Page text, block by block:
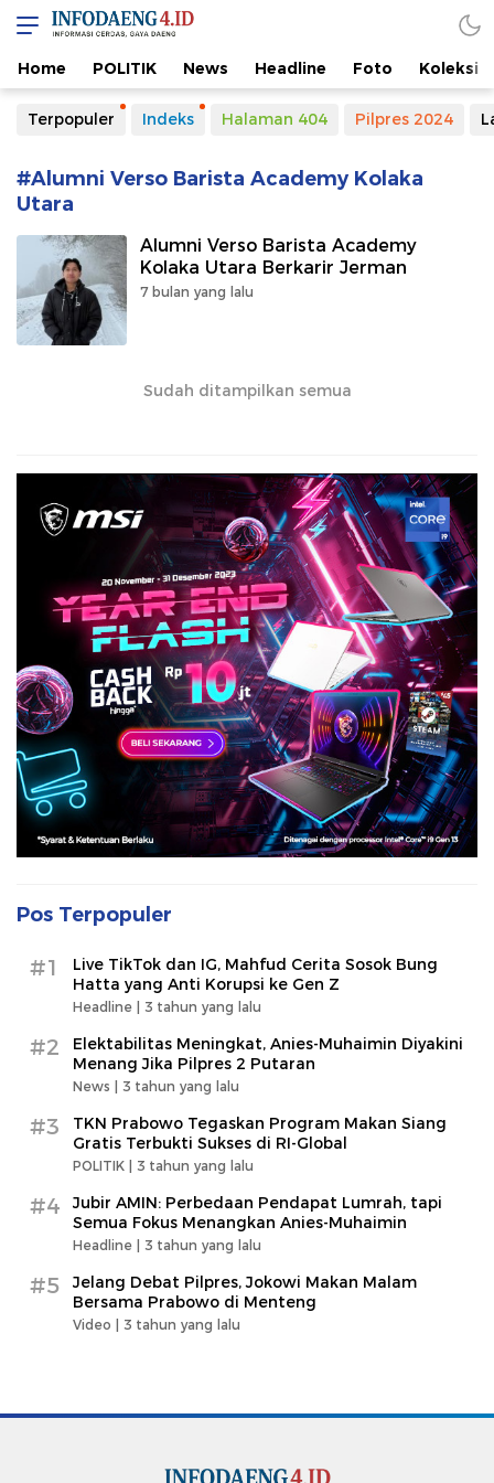
Home POLITIK News Headline Foto Koleksi
Terpopuler Indeks Halaman 404 Pilpres 2024
#Alumni Verso Barista Academy Kolaka
Utara
Alumni Verso Barista Academy
Kolaka Utara Berkarir Jerman
7 bulan yang lalu
Sudah ditampilkan semua
Pos Terpopuler
#1
Live TikTok dan IG, Mahfud Cerita Sosok Bung
Hatta yang Anti Korupsi ke Gen Z
Headline | 3 tahun yang lalu
#2
Elektabilitas Meningkat, Anies-Muhaimin Diyakini
Menang Jika Pilpres 2 Putaran
News | 3 tahun yang lalu
#3
TKN Prabowo Tegaskan Program Makan Siang
Gratis Terbukti Sukses di RI-Global
POLITIK | 3 tahun yang lalu
#4
Jubir AMIN: Perbedaan Pendapat Lumrah, tapi
Semua Fokus Menangkan Anies-Muhaimin
Headline | 3 tahun yang lalu
#5
Jelang Debat Pilpres, Jokowi Makan Malam
Bersama Prabowo di Menteng
Video | 3 tahun yang lalu